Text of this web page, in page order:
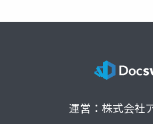
運営：株式会社